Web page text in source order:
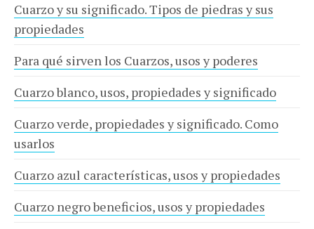
Cuarzo y su significado. Tipos de piedras y sus
propiedades
Para qué sirven los Cuarzos, usos y poderes
Cuarzo blanco, usos, propiedades y significado
Cuarzo verde, propiedades y significado. Como
usarlos
Cuarzo azul características, usos y propiedades
Cuarzo negro beneficios, usos y propiedades